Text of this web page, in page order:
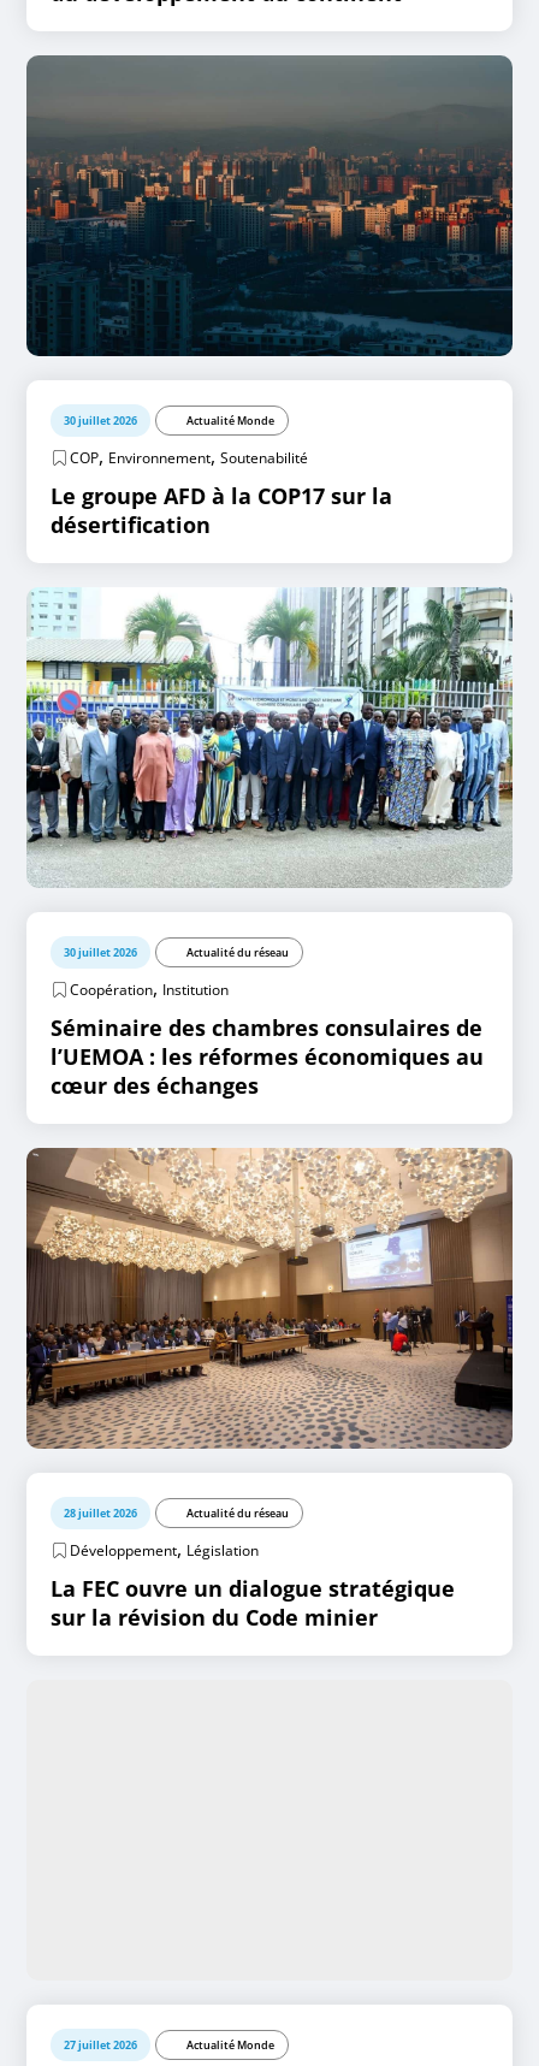
30 juillet 2026 Actualité Monde
COP, Environnement,Soutenabilité
Le groupe AFD à la COP17 sur la
désertification
30 juillet 2026 Actualité du réseau
Coopération, Institution
Séminaire des chambres consulaires de
l’UEMOA : les réformes économiques au
cœur des échanges
28 juillet 2026 Actualité du réseau
Développement, Législation
La FEC ouvre un dialogue stratégique
sur la révision du Code minier
27 juillet 2026 Actualité Monde